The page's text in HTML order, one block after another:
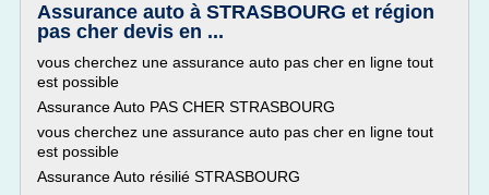
Assurance auto à STRASBOURG et région
pas cher devis en ...
vous cherchez une assurance auto pas cher en ligne tout
est possible
Assurance Auto PAS CHER STRASBOURG
vous cherchez une assurance auto pas cher en ligne tout
est possible
Assurance Auto résilié STRASBOURG